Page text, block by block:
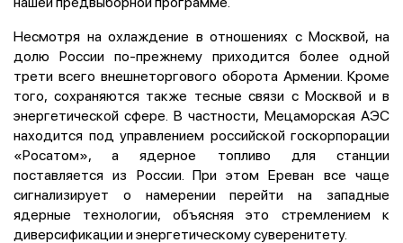
Несмотря на охлаждение в отношениях с Москвой, на
долю России по-прежнему приходится более одной
трети всего внешнеторгового оборота Армении. Кроме
того, сохраняются также тесные связи с Москвой и в
энергетической сфере. В частности, Мецаморская АЭС
находится под управлением российской госкорпорации
«Росатом», а ядерное топливо для станции
поставляется из России. При этом Ереван все чаще
сигнализирует о намерении перейти на западные
ядерные технологии, объясняя это стремлением к
диверсификации и энергетическому суверенитету.